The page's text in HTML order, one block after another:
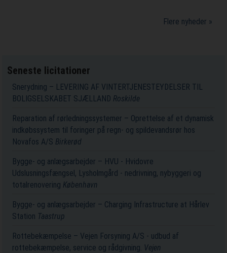
Flere nyheder »
Seneste licitationer
Snerydning – LEVERING AF VINTERTJENESTEYDELSER TIL
BOLIGSELSKABET SJÆLLAND Roskilde
Reparation af rørledningssystemer – Oprettelse af et dynamisk
indkøbssystem til foringer på regn- og spildevandsrør hos
Novafos A/S Birkerød
Bygge- og anlægsarbejder – HVU - Hvidovre
Udslusningsfængsel, Lysholmgård - nedrivning, nybyggeri og
totalrenovering København
Bygge- og anlægsarbejder – Charging Infrastructure at Hårlev
Station Taastrup
Rottebekæmpelse – Vejen Forsyning A/S - udbud af
rottebekæmpelse, service og rådgivning. Vejen